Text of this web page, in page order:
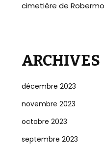
cimetière de
ARCHIVES
décembre 2023
novembre 2023
octobre 2023
septembre 2023